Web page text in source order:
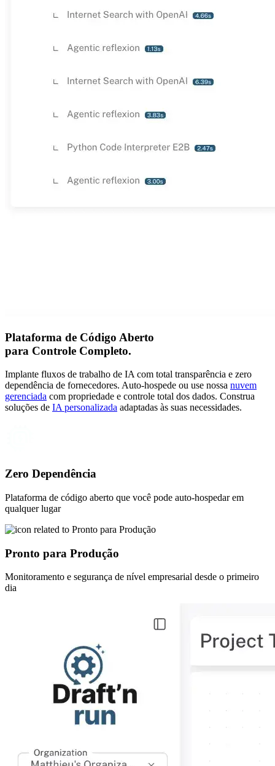
Plataforma de Código Aberto
para Controle Completo.
Implante fluxos de trabalho de IA com total transparência e zero
dependência de fornecedores. Auto-hospede ou use nossa nuvem
gerenciada com propriedade e controle total dos dados. Construa
soluções de IA personalizada adaptadas às suas necessidades.
Zero Dependência
Plataforma de código aberto que você pode auto-hospedar em
qualquer lugar
Pronto para Produção
Monitoramento e segurança de nível empresarial desde o primeiro
dia